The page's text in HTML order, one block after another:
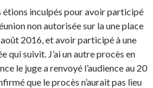
étions inculpés pour avoir participé
non autorisée sur la une place
2016, et avoir participé à une
qui suivit. J’ai un autre procès en
le juge a renvoyé l’audience au 20
que le procès n’aurait pas lieu